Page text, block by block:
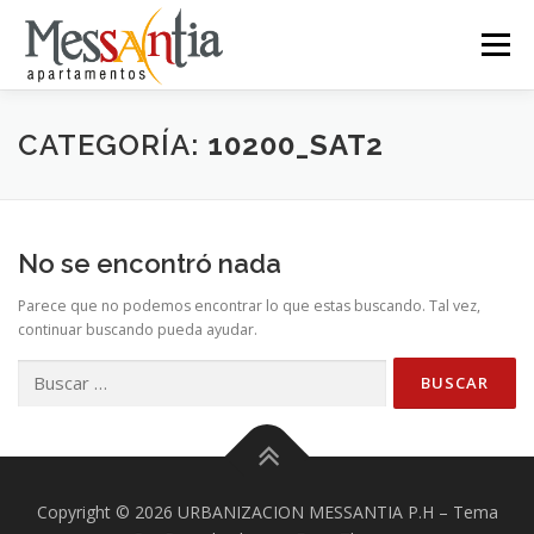
contenido
Menú
INICIO SERVICIOS INGRESO CONTACTO
CATEGORÍA: 10200_SAT2
No se encontró nada
Parece que no podemos encontrar lo que estas buscando. Tal vez,
continuar buscando pueda ayudar.
Copyright © 2026 URBANIZACION MESSANTIA P.H – Tema